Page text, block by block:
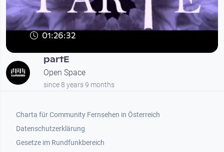
01:26:32
partE
Open Space
since 8 years 9 months
Footer 1
Charta für Community Fernsehen in Österreich
Datenschutzerklärung
Gesetze im Rundfunkbereich